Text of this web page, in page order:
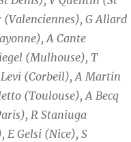
G Allard
A Cante
(Mulhouse), T
(Corbeil), A Martin
(Toulouse), A Becq
R Staniuga
Gelsi (Nice), S